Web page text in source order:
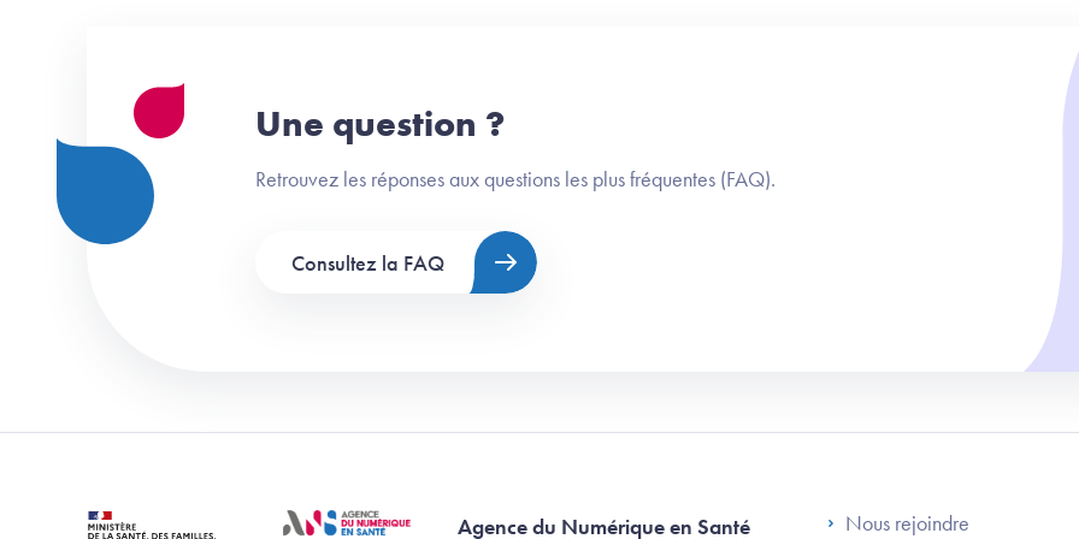
Une question ?
Retrouvez les réponses aux questions les plus fréquentes (FAQ).
Consultez la FAQ
Agence du Numérique en Santé Footer Left ANS
Nous rejoindre